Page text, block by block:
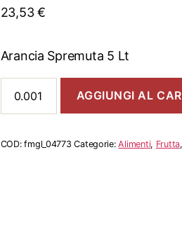
23,53€
Arancia Spremuta 5 Lt
Spremuta
5
quantità
AGGIUNGI AL
COD:fmgl_04773 Categorie:Alimenti, Frutta,